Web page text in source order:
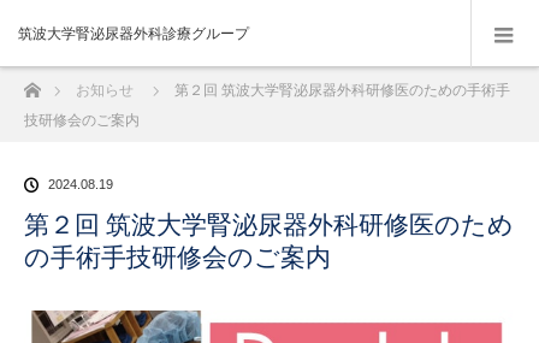
筑波大学腎泌尿器外科診療グループ
ホームお知らせ
第２回 筑波大学腎泌尿器外科研修医のための手術手
技研修会のご案内
2024.08.19
第２回 筑波大学腎泌尿器外科研修医のため
の手術手技研修会のご案内